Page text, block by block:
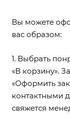
Вы можете
вас образом:
1. Выбрать
«В корзину».
«Оформить
контактными
свяжется